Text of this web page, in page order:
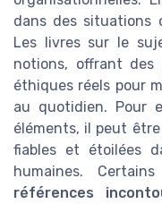
dans des situations
Les livres sur le
notions, offrant des
éthiques réels pour
au quotidien. Pour
éléments, il peut
fiables et étoilées
humaines.
références